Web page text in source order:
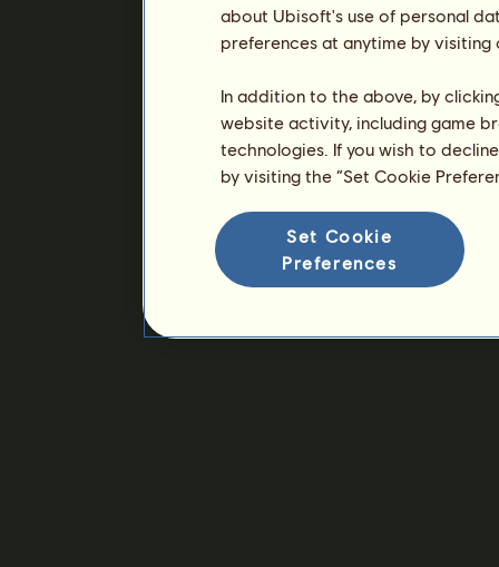
about Ubisoft's use of personal
preferences at anytime by
In addition to the above, by
website activity, including game
technologies. If you wish to
by visiting the “Set Cookie
Set Cookie
Preferences